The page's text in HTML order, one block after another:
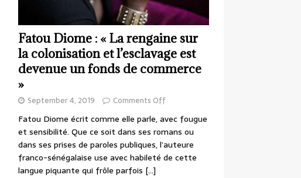
Fatou Diome : « La rengaine sur
la colonisation et l’esclavage est
devenue un fonds de commerce
»
September 4, 2019 Comments Off
Fatou Diome écrit comme elle parle, avec fougue
et sensibilité. Que ce soit dans ses romans ou
dans ses prises de paroles publiques, l’auteure
franco-sénégalaise use avec habileté de cette
langue piquante qui frôle parfois […]